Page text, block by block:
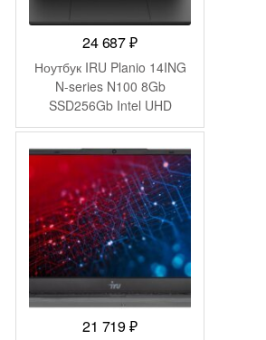
24 687₽
Ноутбук IRU Planio 14ING
N-series N100 8Gb
SSD256Gb Intel UHD
Graphics 14″ IPS FHD
black WiFi BT Cam
6000mAh (2058902)
21 719₽